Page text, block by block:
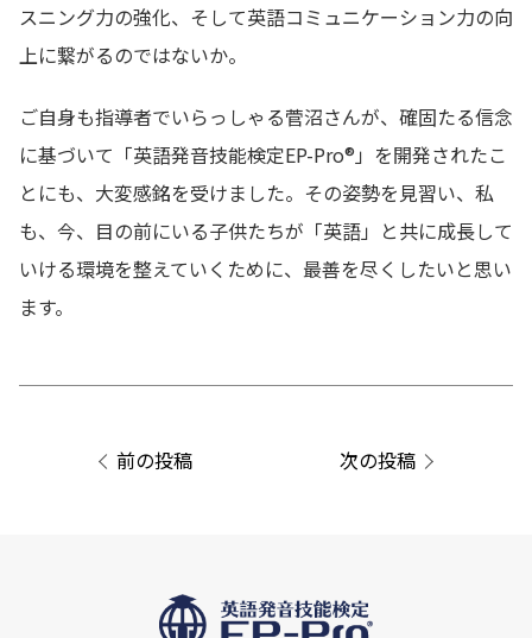
スニング力の強化、そして英語コミュニケーション力の向
上に繋がるのではないか。
ご自身も指導者でいらっしゃる菅沼さんが、確固たる信念
に基づいて「英語発音技能検定EP-Pro®」を開発されたこ
とにも、大変感銘を受けました。その姿勢を見習い、私
も、今、目の前にいる子供たちが「英語」と共に成長して
いける環境を整えていくために、最善を尽くしたいと思い
ます。
前の投稿 次の投稿